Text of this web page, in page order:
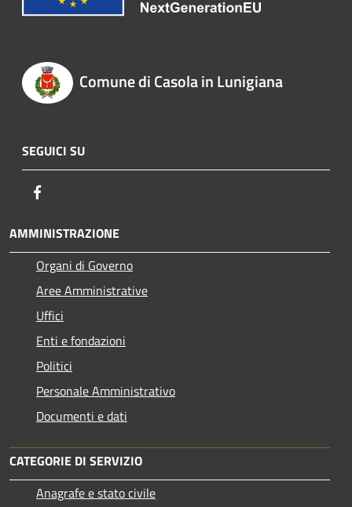
Comune di Casola in Lunigiana
SEGUICI SU
AMMINISTRAZIONE
Organi di Governo
Aree Amministrative
Uffici
Enti e fondazioni
Politici
Personale Amministrativo
Documenti e dati
CATEGORIE DI SERVIZIO
Anagrafe e stato civile